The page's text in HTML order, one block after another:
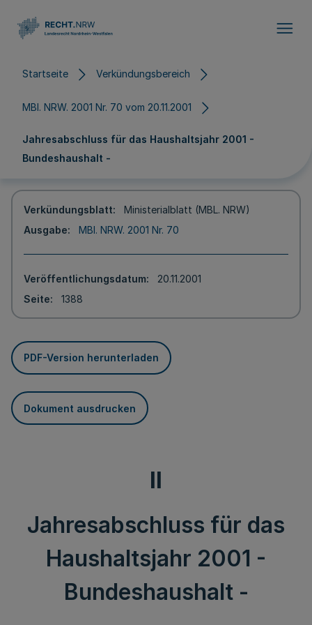
Startseite Verkündungsbereich
MBl. NRW. 2001 Nr. 70 vom 20.11.2001
Jahresabschluss für das Haushaltsjahr 2001 -
Bundeshaushalt -
Verkündungsblatt
Ministerialblatt (MBL. NRW)
Ausgabe
MBl. NRW. 2001 Nr. 70
Veröffentlichungsdatum
20.11.2001
Seite
1388
PDF-Version herunterladen
Dokument ausdrucken
II
Jahresabschluss für das
Haushaltsjahr 2001 -
Bundeshaushalt -